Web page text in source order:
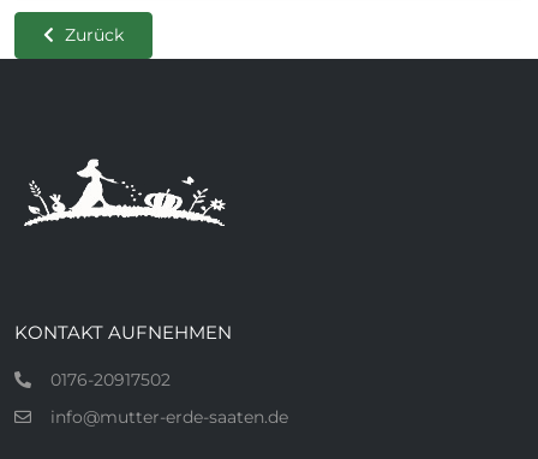
Zurück
KONTAKT AUFNEHMEN
0176-20917502
info@mutter-erde-saaten.de